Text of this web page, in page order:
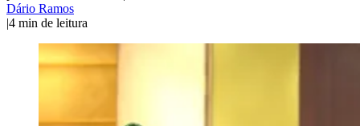
Dário Ramos
|4 min de leitura